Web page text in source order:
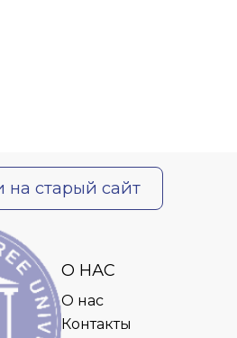
на старый сайт
О НАС
О нас
Контакты